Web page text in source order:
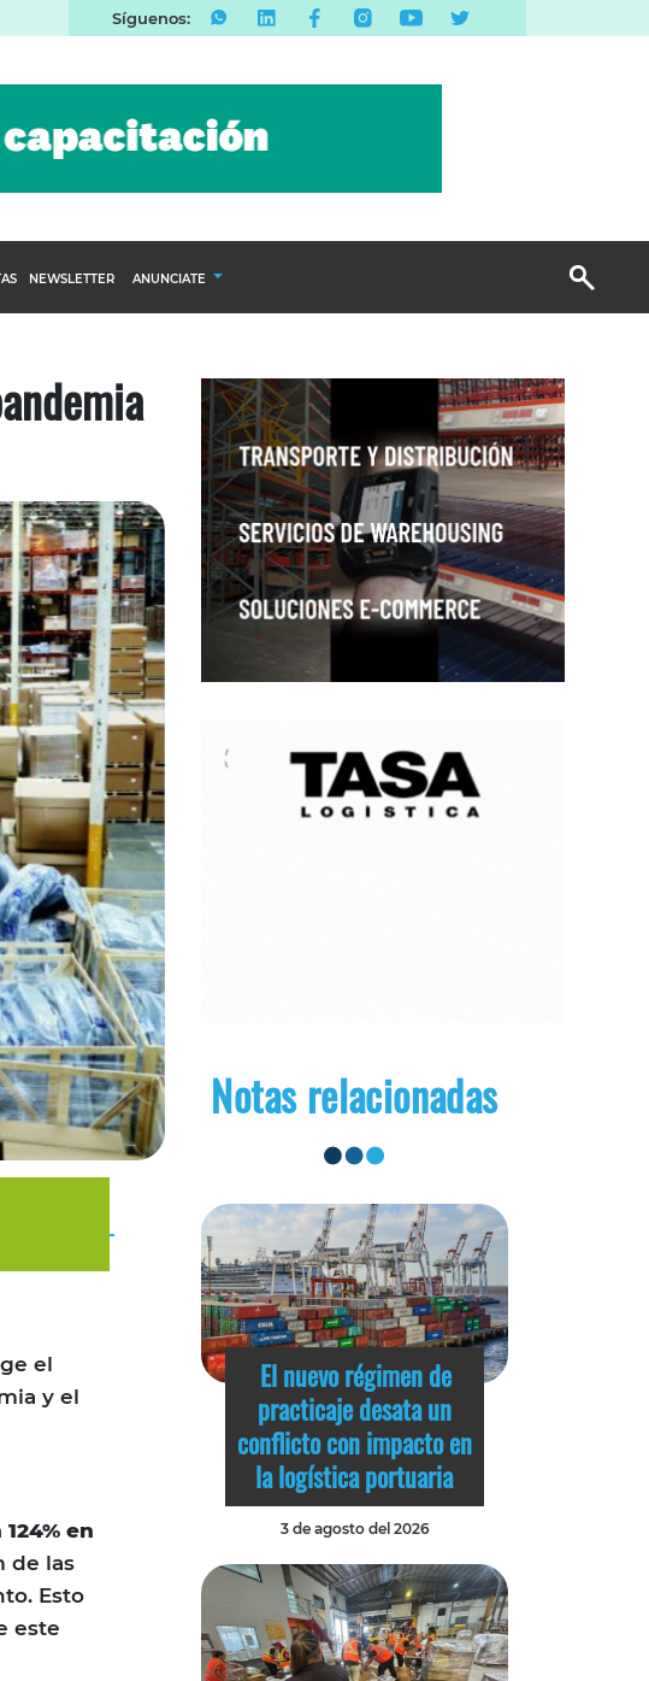
Síguenos:
NEWSLETTER ANUNCIATE
Email Marketing
Branded Content
Publicidad Revista
el
y el
en
de las
Esto
este
Notas relacionadas
El nuevo régimen de
practicaje desata un
conflicto con impacto en
la logística portuaria
3 de agosto del 2026